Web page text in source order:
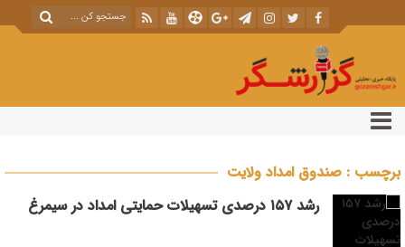
برچسب : صندوق امداد ولایت
رشد ۱۵۷ درصدی تسهیلات حمایتی امداد در سیمرغ